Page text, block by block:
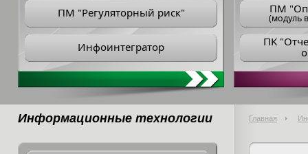
ПМ "Регуляторный риск"
Инфоинтегратор
ПM
(модуль
ПK
Информационные технологии Главная